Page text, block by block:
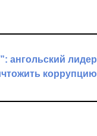
ангольский лидер
коррупцию